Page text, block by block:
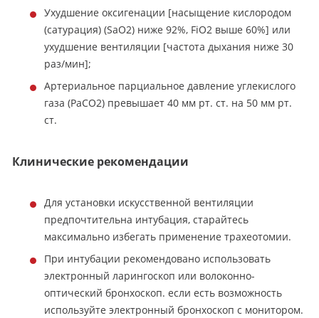
Ухудшение оксигенации [насыщение кислородом
(сатурация) (SaO2) ниже 92%, FiO2 выше 60%] или
ухудшение вентиляции [частота дыхания ниже 30
раз/мин];
Артериальное парциальное давление углекислого
газа (PaCO2) превышает 40 мм рт. ст. на 50 мм рт.
ст.
Клинические рекомендации
Для установки искусственной вентиляции
предпочтительна интубация, старайтесь
максимально избегать применение трахеотомии.
При интубации рекомендовано использовать
электронный ларингоскоп или волоконно-
оптический бронхоскоп. если есть возможность
используйте электронный бронхоскоп с монитором.